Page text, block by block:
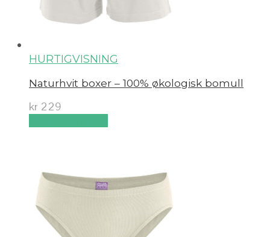
HURTIGVISNING
Naturhvit boxer – 100% økologisk bomull
kr 229